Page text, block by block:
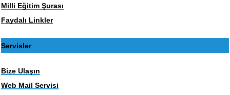
Milli Eğitim Şurası
Faydalı Linkler
Servisler
Bize Ulaşın
Web Mail Servisi